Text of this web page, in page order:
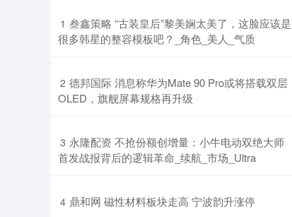
1 ​叁鑫策略 “古装皇后”黎美娴太美了，这脸应该是
很多韩星的整容模板吧？_角色_美人_气质
2 ​德邦国际 消息称华为Mate 90 Pro或将搭载双层
OLED，旗舰屏幕规格再升级
3 ​永隆配资 不抢份额创增量：小牛电动双绝大师
首发战报背后的逻辑革命_续航_市场_Ultra
4 ​鼎和网 磁性材料板块走高 宁波韵升涨停